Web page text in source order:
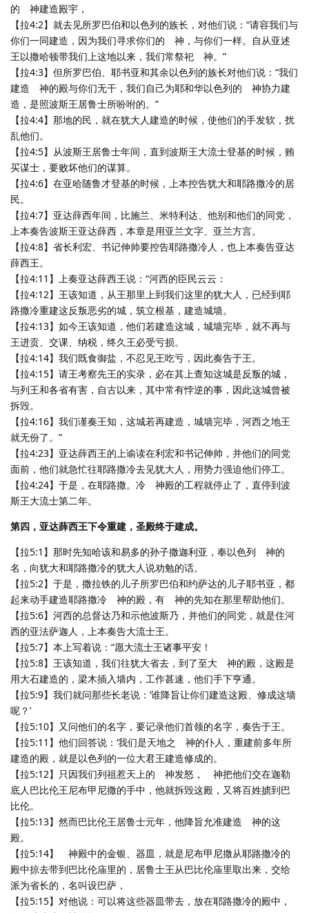
的 神建造殿宇，
【拉4:2】就去见所罗巴伯和以色列的族长，对他们说：“请容我们与
你们一同建造，因为我们寻求你们的 神，与你们一样。自从亚述
王以撒哈顿带我们上这地以来，我们常祭祀 神。”
【拉4:3】但所罗巴伯、耶书亚和其余以色列的族长对他们说：“我们
建造 神的殿与你们无干，我们自己为耶和华以色列的 神协力建
造，是照波斯王居鲁士所吩咐的。”
【拉4:4】那地的民，就在犹大人建造的时候，使他们的手发软，扰
乱他们。
【拉4:5】从波斯王居鲁士年间，直到波斯王大流士登基的时候，贿
买谋士，要败坏他们的谋算。
【拉4:6】在亚哈随鲁才登基的时候，上本控告犹大和耶路撒冷的居
民。
【拉4:7】亚达薛西年间，比施兰、米特利达、他别和他们的同党，
上本奏告波斯王亚达薛西，本章是用亚兰文字、亚兰方言。
【拉4:8】省长利宏、书记伸帅要控告耶路撒冷人，也上本奏告亚达
薛西王。
【拉4:11】上奏亚达薛西王说：“河西的臣民云云：
【拉4:12】王该知道，从王那里上到我们这里的犹大人，已经到耶
路撒冷重建这反叛恶劣的城，筑立根基，建造城墙。
【拉4:13】如今王该知道，他们若建造这城，城墙完毕，就不再与
王进贡、交课、纳税，终久王必受亏损。
【拉4:14】我们既食御盐，不忍见王吃亏，因此奏告于王。
【拉4:15】请王考察先王的实录，必在其上查知这城是反叛的城，
与列王和各省有害，自古以来，其中常有悖逆的事，因此这城曾被
拆毁。
【拉4:16】我们谨奏王知，这城若再建造，城墙完毕，河西之地王
就无份了。”
【拉4:23】亚达薛西王的上谕读在利宏和书记伸帅，并他们的同党
面前，他们就急忙往耶路撒冷去见犹大人，用势力强迫他们停工。
【拉4:24】于是，在耶路撒。冷 神殿的工程就停止了，直停到波
斯王大流士第二年。
第四，亚达薛西王下令重建，圣殿终于建成。
【拉5:1】那时先知哈该和易多的孙子撒迦利亚，奉以色列 神的
名，向犹大和耶路撒冷的犹大人说劝勉的话。
【拉5:2】于是，撒拉铁的儿子所罗巴伯和约萨达的儿子耶书亚，都
起来动手建造耶路撒冷 神的殿，有 神的先知在那里帮助他们。
【拉5:6】河西的总督达乃和示他波斯乃，并他们的同党，就是住河
西的亚法萨迦人，上本奏告大流士王。
【拉5:7】本上写着说：“愿大流士王诸事平安！
【拉5:8】王该知道，我们往犹大省去，到了至大 神的殿，这殿是
用大石建造的，梁木插入墙内，工作甚速，他们手下亨通。
【拉5:9】我们就问那些长老说：‘谁降旨让你们建造这殿、修成这墙
呢？’
【拉5:10】又问他们的名字，要记录他们首领的名字，奏告于王。
【拉5:11】他们回答说：‘我们是天地之 神的仆人，重建前多年所
建造的殿，就是以色列的一位大君王建造修成的。
【拉5:12】只因我们列祖惹天上的 神发怒， 神把他们交在迦勒
底人巴比伦王尼布甲尼撒的手中，他就拆毁这殿，又将百姓掳到巴
比伦。
【拉5:13】然而巴比伦王居鲁士元年，他降旨允准建造 神的这
殿。
【拉5:14】 神殿中的金银、器皿，就是尼布甲尼撒从耶路撒冷的
殿中掠去带到巴比伦庙里的，居鲁士王从巴比伦庙里取出来，交给
派为省长的，名叫设巴萨，
【拉5:15】对他说：可以将这些器皿带去，放在耶路撒冷的殿中，